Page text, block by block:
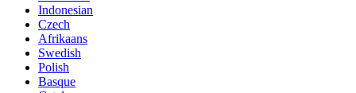
Indonesian
Czech
Afrikaans
Swedish
Polish
Basque